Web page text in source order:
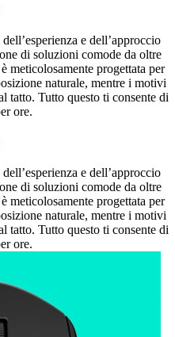
e dell’approccio
di soluzioni comode da oltre
meticolosamente progettata per
naturale, mentre i motivi
tatto. Tutto questo ti consente di
ore.
e dell’approccio
di soluzioni comode da oltre
meticolosamente progettata per
naturale, mentre i motivi
tatto. Tutto questo ti consente di
ore.